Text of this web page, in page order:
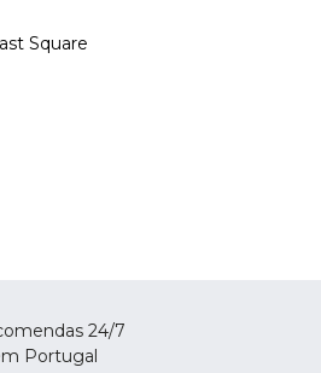
Square
24/7
Portugal